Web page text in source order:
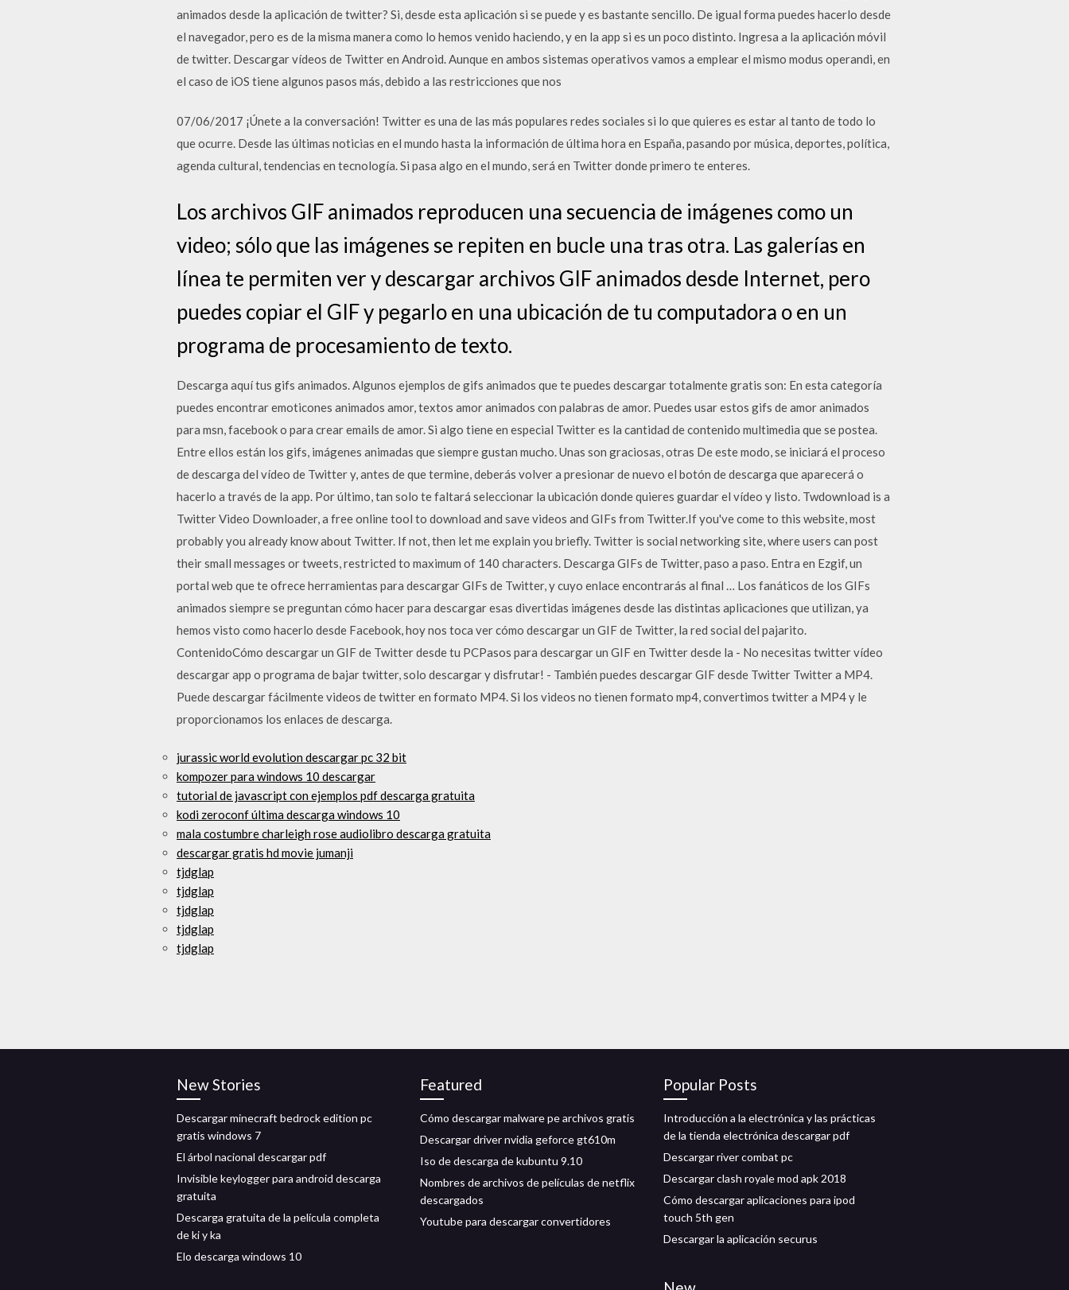
animados desde la aplicación de twitter? Si, desde esta aplicación si se puede y es bastante sencillo. De igual forma puedes hacerlo desde
el navegador, pero es de la misma manera como lo hemos venido haciendo, y en la app si es un poco distinto. Ingresa a la aplicación móvil
de twitter. Descargar vídeos de Twitter en Android. Aunque en ambos sistemas operativos vamos a emplear el mismo modus operandi, en
el caso de iOS tiene algunos pasos más, debido a las restricciones que nos
07/06/2017 ¡Únete a la conversación! Twitter es una de las más populares redes sociales si lo que quieres es estar al tanto de todo lo
que ocurre. Desde las últimas noticias en el mundo hasta la información de última hora en España, pasando por música, deportes, política,
agenda cultural, tendencias en tecnología. Si pasa algo en el mundo, será en Twitter donde primero te enteres.
Los archivos GIF animados reproducen una secuencia de imágenes como un
video; sólo que las imágenes se repiten en bucle una tras otra. Las galerías en
línea te permiten ver y descargar archivos GIF animados desde Internet, pero
puedes copiar el GIF y pegarlo en una ubicación de tu computadora o en un
programa de procesamiento de texto.
Descarga aquí tus gifs animados. Algunos ejemplos de gifs animados que te puedes descargar totalmente gratis son: En esta categoría
puedes encontrar emoticones animados amor, textos amor animados con palabras de amor. Puedes usar estos gifs de amor animados
para msn, facebook o para crear emails de amor. Si algo tiene en especial Twitter es la cantidad de contenido multimedia que se postea.
Entre ellos están los gifs, imágenes animadas que siempre gustan mucho. Unas son graciosas, otras De este modo, se iniciará el proceso
de descarga del vídeo de Twitter y, antes de que termine, deberás volver a presionar de nuevo el botón de descarga que aparecerá o
hacerlo a través de la app. Por último, tan solo te faltará seleccionar la ubicación donde quieres guardar el vídeo y listo. Twdownload is a
Twitter Video Downloader, a free online tool to download and save videos and GIFs from Twitter.If you've come to this website, most
probably you already know about Twitter. If not, then let me explain you briefly. Twitter is social networking site, where users can post
their small messages or tweets, restricted to maximum of 140 characters. Descarga GIFs de Twitter, paso a paso. Entra en Ezgif, un
portal web que te ofrece herramientas para descargar GIFs de Twitter, y cuyo enlace encontrarás al final … Los fanáticos de los GIFs
animados siempre se preguntan cómo hacer para descargar esas divertidas imágenes desde las distintas aplicaciones que utilizan, ya
hemos visto como hacerlo desde Facebook, hoy nos toca ver cómo descargar un GIF de Twitter, la red social del pajarito.
ContenidoCómo descargar un GIF de Twitter desde tu PCPasos para descargar un GIF en Twitter desde la - No necesitas twitter vídeo
descargar app o programa de bajar twitter, solo descargar y disfrutar! - También puedes descargar GIF desde Twitter Twitter a MP4.
Puede descargar fácilmente videos de twitter en formato MP4. Si los videos no tienen formato mp4, convertimos twitter a MP4 y le
proporcionamos los enlaces de descarga.
jurassic world evolution descargar pc 32 bit
kompozer para windows 10 descargar
tutorial de javascript con ejemplos pdf descarga gratuita
kodi zeroconf última descarga windows 10
mala costumbre charleigh rose audiolibro descarga gratuita
descargar gratis hd movie jumanji
tjdglap
tjdglap
tjdglap
tjdglap
tjdglap
New Stories
Descargar minecraft bedrock edition pc
gratis windows 7
El árbol nacional descargar pdf
Invisible keylogger para android descarga
gratuita
Descarga gratuita de la película completa
de ki y ka
Elo descarga windows 10
Featured
Cómo descargar malware pe archivos gratis
Descargar driver nvidia geforce gt610m
Iso de descarga de kubuntu 9.10
Nombres de archivos de películas de netflix
descargados
Youtube para descargar convertidores
Popular Posts
Introducción a la electrónica y las prácticas
de la tienda electrónica descargar pdf
Descargar river combat pc
Descargar clash royale mod apk 2018
Cómo descargar aplicaciones para ipod
touch 5th gen
Descargar la aplicación securus